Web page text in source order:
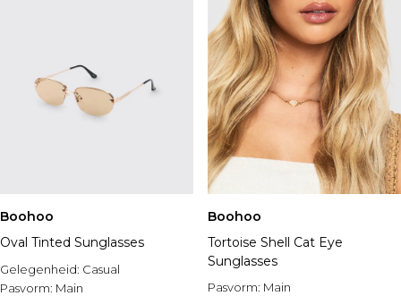
Boohoo
Oval Tinted Sunglasses
Gelegenheid: Casual
Pasvorm: Main
Boohoo
Tortoise Shell Cat Eye
Sunglasses
Pasvorm: Main